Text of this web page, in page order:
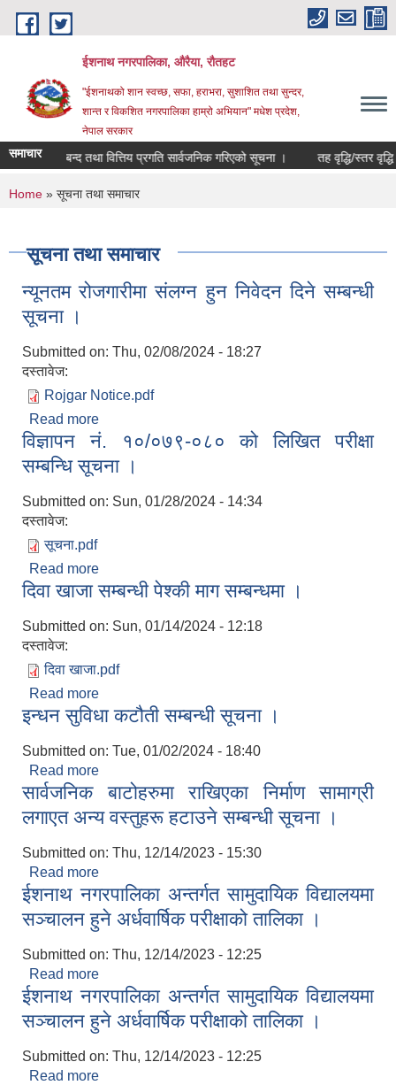
Skip to main content
ईशनाथ नगरपालिका, औरैया, रौतहट
"ईशनाथको शान स्वच्छ, सफा, हराभरा, सुशाशित तथा सुन्दर,
शान्त र विकशित नगरपालिका हाम्रो अभियान" मधेश प्रदेश,
नेपाल सरकार
समाचार
खाता बन्द तथा वित्तिय प्रगति सार्वजनिक गरिएको सूचना । तह वृद्धि/स्तर वृद्धि
You are here
Home » सूचना तथा समाचार
सूचना तथा समाचार
न्यूनतम रोजगारीमा संलग्न हुन निवेदन दिने सम्बन्धी
सूचना ।
Submitted on: Thu, 02/08/2024 - 18:27
दस्तावेज:
Rojgar Notice.pdf
Read more
सूचना ।
विज्ञापन नं. १०/०७९-०८० को लिखित परीक्षा
सम्बन्धि सूचना ।
Submitted on: Sun, 01/28/2024 - 14:34
दस्तावेज:
सूचना.pdf
Read more
सम्बन्धि सूचना ।
दिवा खाजा सम्बन्धी पेश्की माग सम्बन्धमा ।
Submitted on: Sun, 01/14/2024 - 12:18
दस्तावेज:
दिवा खाजा.pdf
Read more
इन्धन सुविधा कटौती सम्बन्धी सूचना ।
Submitted on: Tue, 01/02/2024 - 18:40
Read more
सार्वजनिक बाटोहरुमा राखिएका निर्माण सामाग्री
लगाएत अन्य वस्तुहरू हटाउने सम्बन्धी सूचना ।
Submitted on: Thu, 12/14/2023 - 15:30
Read more
लगाएत अन्य वस्तुहरू हटाउने सम्बन्धी सूचना ।
ईशनाथ नगरपालिका अन्तर्गत सामुदायिक विद्यालयमा
सञ्चालन हुने अर्धवार्षिक परीक्षाको तालिका ।
Submitted on: Thu, 12/14/2023 - 12:25
Read more
सञ्चालन हुने अर्धवार्षिक परीक्षाको तालिका ।
ईशनाथ नगरपालिका अन्तर्गत सामुदायिक विद्यालयमा
सञ्चालन हुने अर्धवार्षिक परीक्षाको तालिका ।
Submitted on: Thu, 12/14/2023 - 12:25
Read more